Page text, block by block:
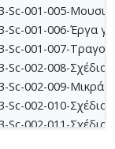
Sc-001-005-
001-006-Έργα
Sc-001-007-
Sc-002-008-
Sc-002-009-Μικρά
Sc-002-010-
002-011-